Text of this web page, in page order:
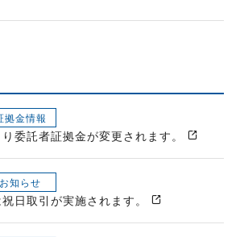
拠金情報
委託者証拠金が変更されます。
お知らせ
日取引が実施されます。